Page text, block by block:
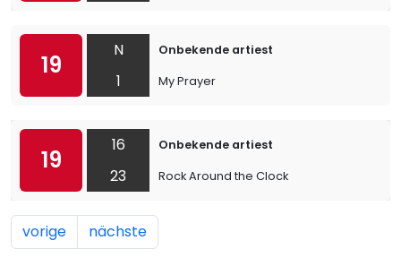
19
N
1
Onbekende artiest
My Prayer
19
16
23
Onbekende artiest
Rock Around the Clock
vorige nächste